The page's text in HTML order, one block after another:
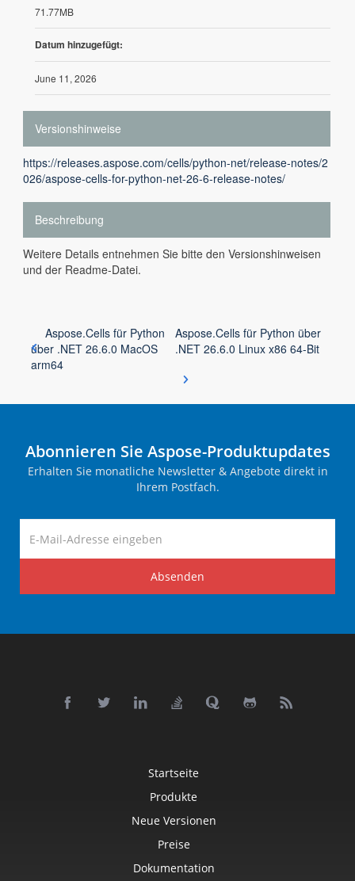
71.77MB
Datum hinzugefügt:
June 11, 2026
Versionshinweise
https://releases.aspose.com/cells/python-net/release-notes/2
026/aspose-cells-for-python-net-26-6-release-notes/
Beschreibung
Weitere Details entnehmen Sie bitte den Versionshinweisen
und der Readme-Datei.
Aspose.Cells für Python
über .NET 26.6.0 MacOS
arm64
Aspose.Cells für Python über
.NET 26.6.0 Linux x86 64-Bit
Abonnieren Sie Aspose-Produktupdates
Erhalten Sie monatliche Newsletter & Angebote direkt in
Ihrem Postfach.
Absenden
Startseite
Produkte
Neue Versionen
Preise
Dokumentation